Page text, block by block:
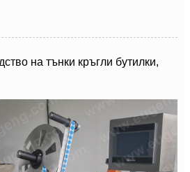
на тънки кръгли бутилки,